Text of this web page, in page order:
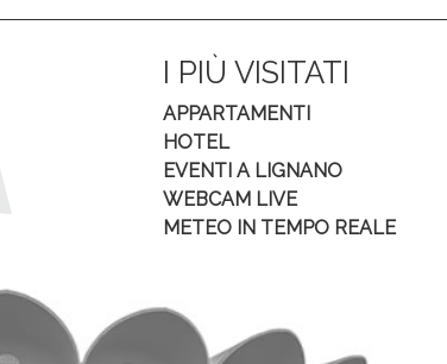
I PIÙ VISITATI
APPARTAMENTI
HOTEL
EVENTI A LIGNANO
WEBCAM LIVE
METEO IN TEMPO REALE